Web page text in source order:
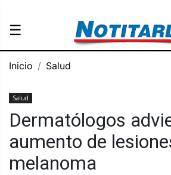
☰
Inicio Salud
Salud
Dermatólogos
aumento de
melanoma